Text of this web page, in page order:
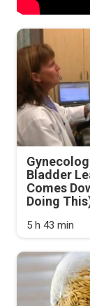
Bladder
Comes
Doing
5 h 43 min